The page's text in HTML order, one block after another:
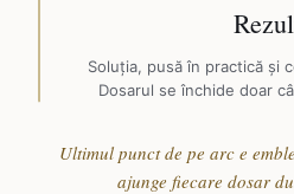
Soluția, pusă în practică și
Dosarul se închide doar
Ultimul punct de pe arc e
ajunge fiecare dosar